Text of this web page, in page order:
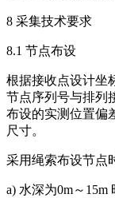
8 采集技术要求
8.1 节点布设
根据接收点设计坐
节点序列号与排列
布设的实测位置偏
尺寸。
采用绳索布设节点
a) 水深为0m～